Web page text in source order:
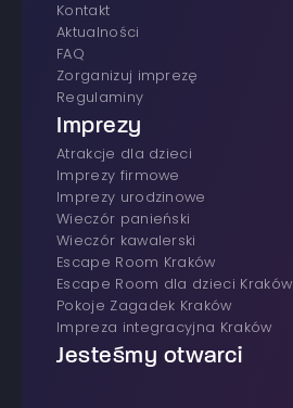
Kontakt
Aktualności
FAQ
Zorganizuj imprezę
Regulaminy
Imprezy
atrakcje dla dzieci
imprezy firmowe
Imprezy urodzinowe
wieczór panieński
wieczór kawalerski
Escape Room Kraków
Escape Room dla dzieci Kraków
Pokoje Zagadek Kraków
Impreza integracyjna Kraków
Jesteśmy otwarci